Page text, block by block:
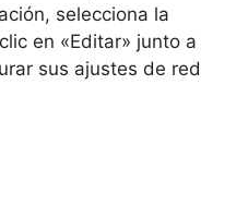
selecciona la
en «Editar» junto a
sus ajustes de red